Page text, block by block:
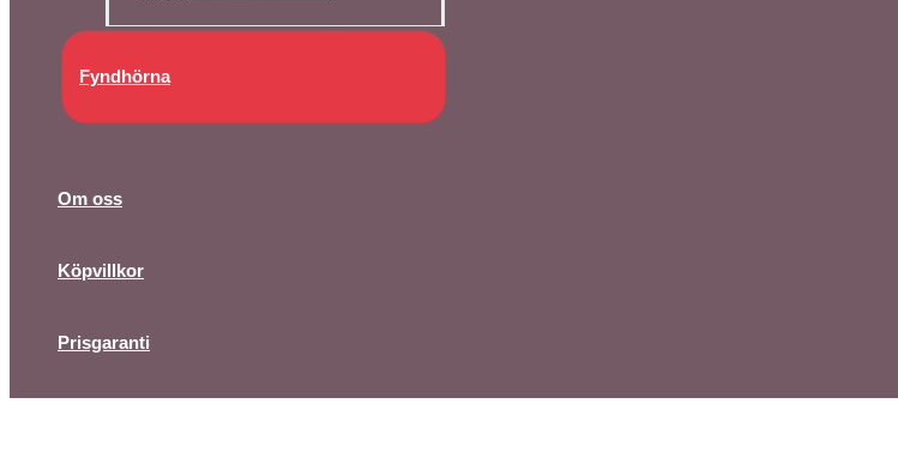
Fyndhörna
Om oss
Köpvillkor
Prisgaranti